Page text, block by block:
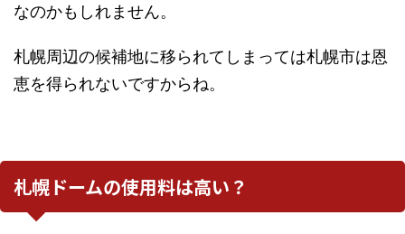
なのかもしれません。
札幌周辺の候補地に移られてしまっては札幌市は恩
恵を得られないですからね。
札幌ドームの使用料は高い？